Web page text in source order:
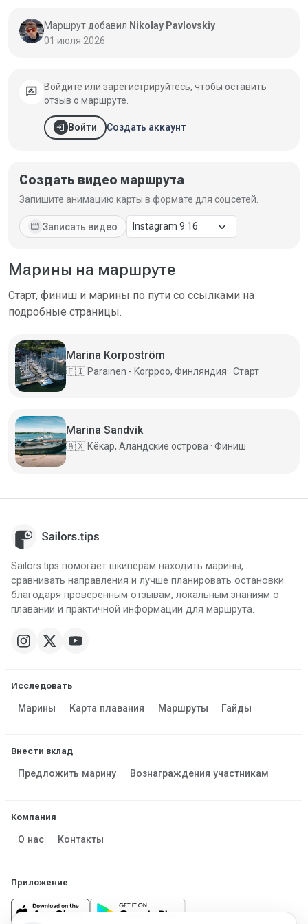
Маршрут добавил Nikolay Pavlovskiy
01 июля 2026
rate_review
Войдите или зарегистрируйтесь, чтобы оставить
отзыв о маршруте.
login Войти Создать аккаунт
Создать видео маршрута
Запишите анимацию карты в формате для соцсетей.
movie Записать видео
Марины на маршруте
Старт, финиш и марины по пути со ссылками на
подробные страницы.
Marina Korpoström
🇫🇮 Parainen - Korppoo, Финляндия · Старт
Marina Sandvik
🇦🇽 Кёкар, Аландские острова · Финиш
Sailors.tips помогает шкиперам находить марины,
сравнивать направления и лучше планировать остановки
благодаря проверенным отзывам, локальным знаниям о
плавании и практичной информации для маршрута.
Исследовать
Марины Карта плавания Маршруты Гайды
Внести вклад
Предложить марину Вознаграждения участникам
Компания
О нас Контакты
Приложение